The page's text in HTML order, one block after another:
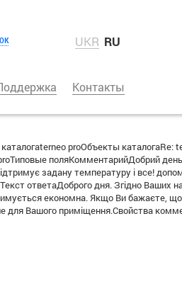
UKR RU
Контакты
proОбъекты
поляКомментарийДобрий
задану температуру і все!
ответаДоброго дня. Згідно Ваших
економна. Якщо Ви бажаєте,
для Вашого приміщення.Свойства